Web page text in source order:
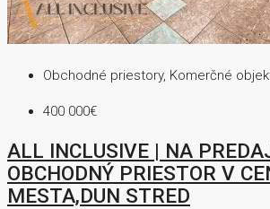
Obchodné priestory, Komerčné
400 000€
ALL INCLUSIVE | NA
OBCHODNÝ PRIESTOR V
MESTA,DUN STRED